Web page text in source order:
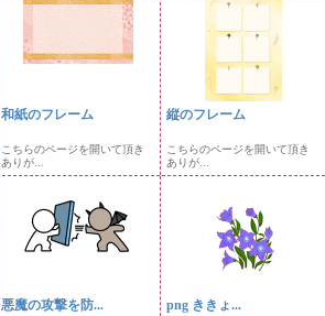
和紙のフレーム
こちらのページを開いて頂き
ありが...
縦のフレーム
こちらのページを開いて頂き
ありが...
悪魔の攻撃を防... png ききょ...